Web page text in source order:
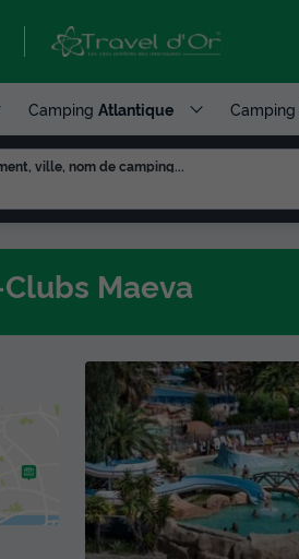
Camping Atlantique Camping
ville, nom de camping...
Maeva